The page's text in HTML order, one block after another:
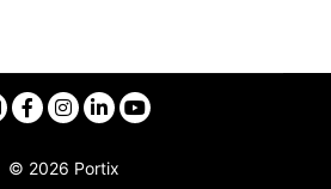
© 2026 Portix